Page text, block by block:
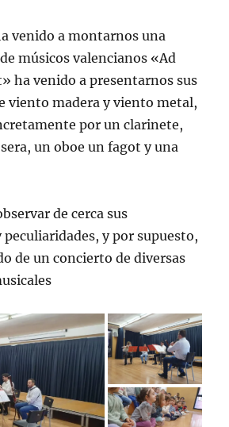
venido a montarnos una
músicos valencianos «Ad
ha venido a presentarnos sus
viento madera y viento metal,
por un clarinete,
un oboe un fagot y una
de cerca sus
y por supuesto,
de un concierto de diversas